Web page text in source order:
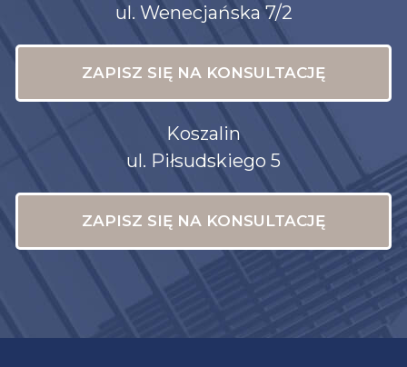
ul. Wenecjańska 7/2
ZAPISZ SIĘ NA KONSULTACJĘ
Koszalin
ul. Piłsudskiego 5
ZAPISZ SIĘ NA KONSULTACJĘ